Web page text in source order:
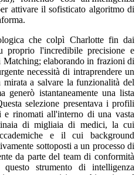
attivare il sofisticato algoritmo di
che colpì Charlotte fin dai
l'incredibile precisione e
elaborando in frazioni di
necessità di intraprendere un
a salvare la funzionalità del
generò istantaneamente una lista
selezione presentava i profili
e rinomati all'interno di una vasta
di migliaia di medici, la cui
e il cui background
sottoposti a un processo di
da parte del team di conformità
strumento di intelligenza